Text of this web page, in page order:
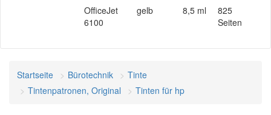
OfficeJet
6100
gelb 8,5 ml
825
Seiten
Startseite Bürotechnik
Tinte
Tintenpatronen, Original
Tinten für hp